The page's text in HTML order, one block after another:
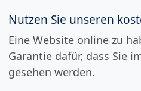
Nutzen Sie unseren
Eine Website online zu
Garantie dafür, dass Sie
gesehen werden.